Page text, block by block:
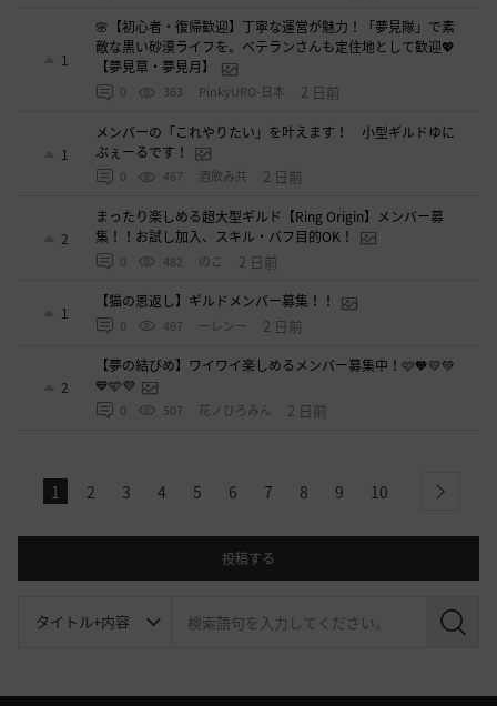
1
🌸【初心者・復帰歓迎】丁寧な運営が魅力！「夢見隊」で素
敵な黒い砂漠ライフを。ベテランさんも定住地として歓迎💖
【夢見草・夢見月】
0 363 PinkyURO-日本 2 日前
1
メンバーの「これやりたい」を叶えます！ 小型ギルドゆに
ぶぇーるです！
0 467 酒飲み共 2 日前
2
まったり楽しめる超大型ギルド【Ring Origin】メンバー募
集！！お試し加入、スキル・バフ目的OK！
0 482 のこ 2 日前
1
【猫の恩返し】ギルドメンバー募集！！
0 497 ーレンー 2 日前
2
【夢の結びめ】ワイワイ楽しめるメンバー募集中！🩷🧡💛💚
💙🩵💜
0 507 花ノひろみん 2 日前
1 2 3 4 5 6 7 8 9 10 next
投稿する
検